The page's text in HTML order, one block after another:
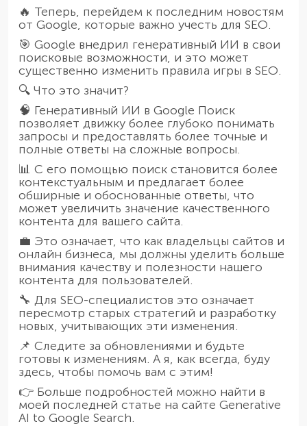
🔥 Теперь, перейдем к последним новостям
от Google, которые важно учесть для SEO.
🎯 Google внедрил генеративный ИИ в свои
поисковые возможности, и это может
существенно изменить правила игры в SEO.
🔍 Что это значит?
🧠 Генеративный ИИ в Google Поиск
позволяет движку более глубоко понимать
запросы и предоставлять более точные и
полные ответы на сложные вопросы.
📊 С его помощью поиск становится более
контекстуальным и предлагает более
обширные и обоснованные ответы, что
может увеличить значение качественного
контента для вашего сайта.
💼 Это означает, что как владельцы сайтов и
онлайн бизнеса, мы должны уделить больше
внимания качеству и полезности нашего
контента для пользователей.
🔧 Для SEO-специалистов это означает
пересмотр старых стратегий и разработку
новых, учитывающих эти изменения.
📌 Следите за обновлениями и будьте
готовы к изменениям. А я, как всегда, буду
здесь, чтобы помочь вам с этим!
👉 Больше подробностей можно найти в
моей последней статье на сайте Generative
AI to Google Search.